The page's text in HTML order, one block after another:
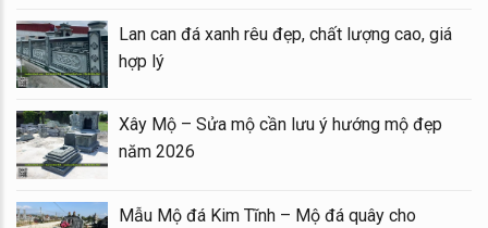
Lan can đá xanh rêu đẹp, chất lượng cao, giá
hợp lý
Xây Mộ – Sửa mộ cần lưu ý hướng mộ đẹp
năm 2026
Mẫu Mộ đá Kim Tĩnh – Mộ đá quây cho